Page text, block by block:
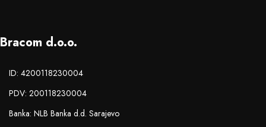
Bracom d.o.o.
ID: 4200118230004
PDV: 200118230004
Banka: NLB Banka d.d. Sarajevo